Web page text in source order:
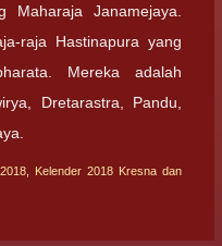
Maharaja Janamejaya.
raja Hastinapura yang
Mereka adalah
Dretarastra, Pandu,
Kelender 2018 Kresna dan